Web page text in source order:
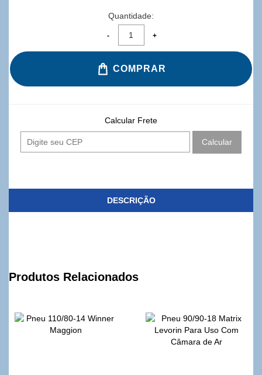
Quantidade:
COMPRAR
Calcular Frete
Calcular
DESCRIÇÃO
Produtos Relacionados